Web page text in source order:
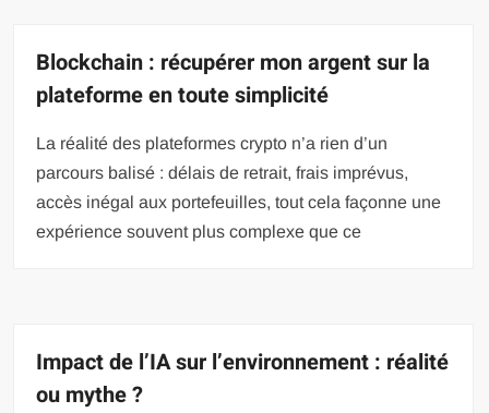
Blockchain : récupérer mon argent sur la
plateforme en toute simplicité
La réalité des plateformes crypto n’a rien d’un
parcours balisé : délais de retrait, frais imprévus,
accès inégal aux portefeuilles, tout cela façonne une
expérience souvent plus complexe que ce
Impact de l’IA sur l’environnement : réalité
ou mythe ?